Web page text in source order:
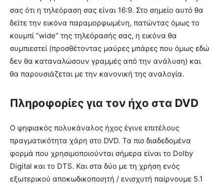
σας ότι η τηλεόραση σας είναι 16:9. Στο σημείο αυτό θα
δείτε την εικόνα παραμορφωμένη, πατώντας όμως το
κουμπί “wide” της τηλεόρασής σας, η εικόνα θα
συμπιεστεί (προσθέτοντας μαύρες μπάρες που όμως εδώ
δεν θα καταναλώσουν γραμμές από την ανάλυση) και
θα παρουσιάζεται με την κανονική της αναλογία.
Πληροφορίες για τον ήχο στα DVD
Ο ψηφιακός πολυκάναλος ήχος έγινε επιτέλους
πραγματικότητα χάρη στο DVD. Τα πιο διαδεδομένα
φορμά που χρησιμοποιούνται σήμερα είναι το Dolby
Digital και το DTS. Και στα δύο με τη χρήση ενός
εξωτερικού αποκωδικοποιητή / ενισχυτή παίρνουμε 5.1